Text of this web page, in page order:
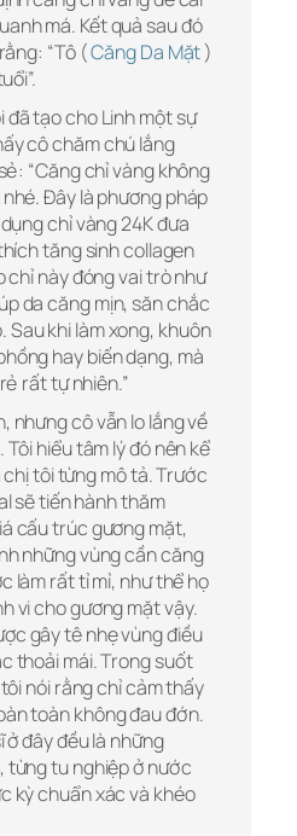
má. Kết quả sau đó
“Tô (Căng Da Mặt)
tạo cho Linh một sự
cô chăm chú lắng
“Căng chỉ vàng không
Đây là phương pháp
chỉ vàng 24K đưa
tăng sinh collagen
chỉ này đóng vai trò như
da căng mịn, săn chắc
Sau khi làm xong, khuôn
hay biến dạng, mà
rất tự nhiên.”
nhưng cô vẫn lo lắng về
hiểu tâm lý đó nên kể
tôi từng mô tả. Trước
sẽ tiến hành thăm
cấu trúc gương mặt,
những vùng cần căng
làm rất tỉ mỉ, như thể họ
vi cho gương mặt vậy.
gây tê nhẹ vùng điều
thoải mái. Trong suốt
nói rằng chỉ cảm thấy
toàn không đau đớn.
đây đều là những
từng tu nghiệp ở nước
kỳ chuẩn xác và khéo